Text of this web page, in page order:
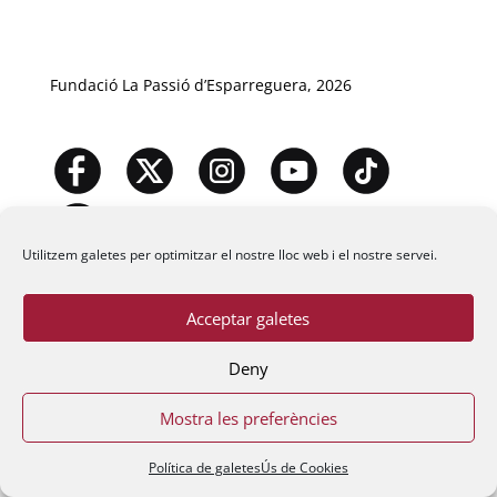
Utilitzem galetes per optimitzar el nostre lloc web i el nostre servei.
Acceptar galetes
Deny
Mostra les preferències
Política de galetesÚs de Cookies
Fundació La Passió d’Esparreguera, 2026